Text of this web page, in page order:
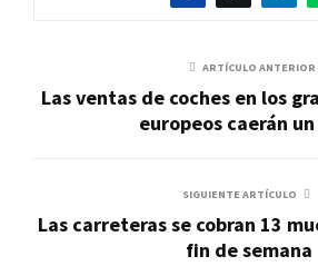
ARTÍCULO ANTERIOR
Las ventas de coches en los
europeos caerán
SIGUIENTE ARTÍCULO
Las carreteras se cobran 13
fin de semana